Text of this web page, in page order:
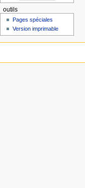
outils
Pages spéciales
Version imprimable